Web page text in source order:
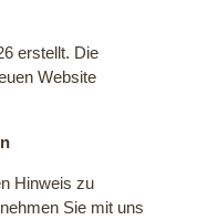
erstellt. Die
Website
Hinweis zu
Sie mit uns